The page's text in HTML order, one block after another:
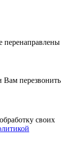
перенаправлены
Вам перезвонить
своих